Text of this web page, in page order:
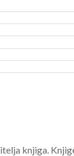
knjiga.